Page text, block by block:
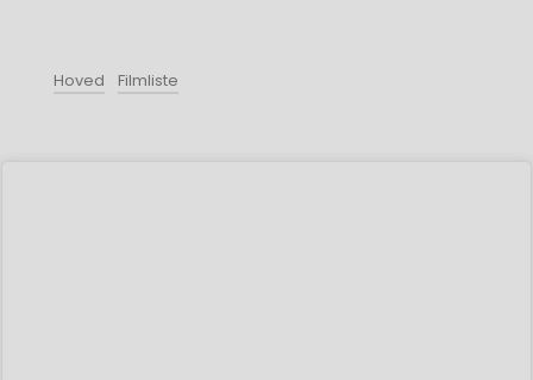
Hoved Filmliste